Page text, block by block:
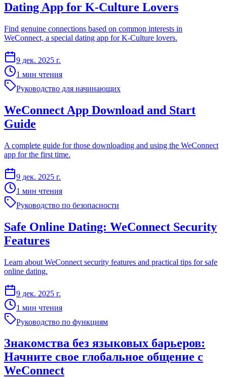
Dating App for K-Culture Lovers
Find genuine connections based on common interests in
WeConnect, a special dating app for K-Culture lovers.
9 дек. 2025 г.
1 мин чтения
Руководство для начинающих
WeConnect App Download and Start
Guide
A complete guide for those downloading and using the WeConnect
app for the first time.
9 дек. 2025 г.
1 мин чтения
Руководство по безопасности
Safe Online Dating: WeConnect Security
Features
Learn about WeConnect security features and practical tips for safe
online dating.
9 дек. 2025 г.
1 мин чтения
Руководство по функциям
Знакомства без языковых барьеров:
Начните свое глобальное общение с
WeConnect